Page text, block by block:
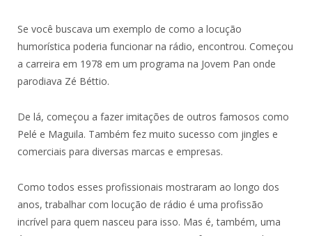
Se você buscava um exemplo de como a locução
humorística poderia funcionar na rádio, encontrou. Começou
a carreira em 1978 em um programa na Jovem Pan onde
parodiava Zé Béttio.
De lá, começou a fazer imitações de outros famosos como
Pelé e Maguila. Também fez muito sucesso com jingles e
comerciais para diversas marcas e empresas.
Como todos esses profissionais mostraram ao longo dos
anos, trabalhar com locução de rádio é uma profissão
incrível para quem nasceu para isso. Mas é, também, uma